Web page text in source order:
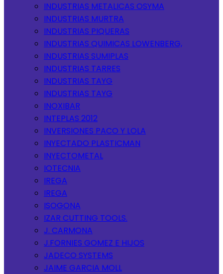
INDUSTRIAS METALICAS OSYMA
INDUSTRIAS MURTRA
INDUSTRIAS PIQUERAS
INDUSTRIAS QUIMICAS LOWENBERG,
INDUSTRIAS SUMIPLAS
INDUSTRIAS TARRES
INDUSTRIAS TAYG
INDUSTRIAS TAYG
INOXIBAR
INTEPLAS 2012
INVERSIONES PACO Y LOLA
INYECTADO PLASTICMAN
INYECTOMETAL
IOTECNIA
IREGA
IREGA
ISOGONA
IZAR CUTTING TOOLS.
J. CARMONA
J.FORNIES GOMEZ E HIJOS
JADECO SYSTEMS
JAIME GARCIA MOLL